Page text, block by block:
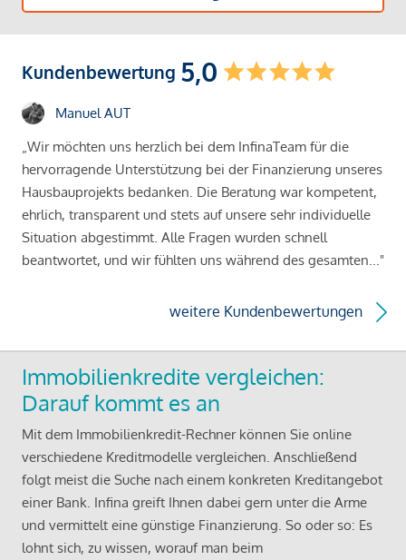
Kundenbewertung 5,0
Manuel AUT
„Wir möchten uns herzlich bei dem InfinaTeam für die
hervorragende Unterstützung bei der Finanzierung unseres
Hausbauprojekts bedanken. Die Beratung war kompetent,
ehrlich, transparent und stets auf unsere sehr individuelle
Situation abgestimmt. Alle Fragen wurden schnell
beantwortet, und wir fühlten uns während des gesamten..."
weitere Kundenbewertungen
Immobilienkredite vergleichen:
Darauf kommt es an
Mit dem Immobilienkredit-Rechner können Sie online
verschiedene Kreditmodelle vergleichen. Anschließend
folgt meist die Suche nach einem konkreten Kreditangebot
einer Bank. Infina greift Ihnen dabei gern unter die Arme
und vermittelt eine günstige Finanzierung. So oder so: Es
lohnt sich, zu wissen, worauf man beim